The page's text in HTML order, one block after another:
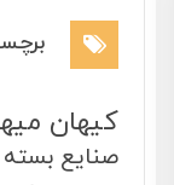
کیهان
صنایع